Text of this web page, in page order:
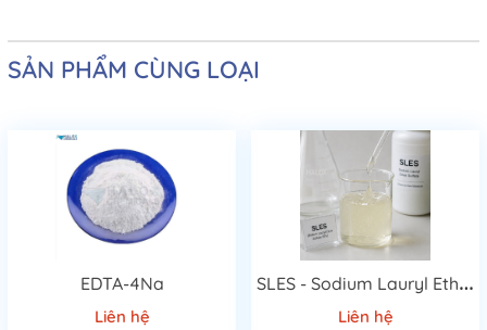
SẢN PHẨM CÙNG LOẠI
EDTA-4Na
Liên hệ
S
LES - Sodium Lauryl Ether Sulfate 70%
Liên hệ